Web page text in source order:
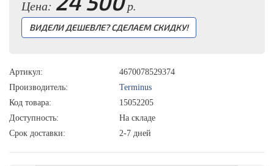
Цена: р.
ВИДЕЛИ ДЕШЕВЛЕ? СДЕЛАЕМ СКИДКУ!
Артикул:
4670078529374
Производитель:
Terminus
Код товара:
15052205
Доступность:
На складе
Срок доставки:
2-7 дней